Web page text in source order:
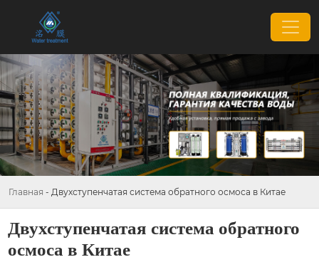
Главная - Двухступенчатая система обратного осмоса в Китае
Двухступенчатая система обратного
осмоса в Китае